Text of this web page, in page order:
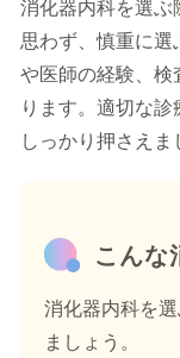
消化器内科を選ぶ
思わず、慎重に
や医師の経験、検
ります。適切な
しっかり押さえま
こんな
消化器内科を
ましょう。